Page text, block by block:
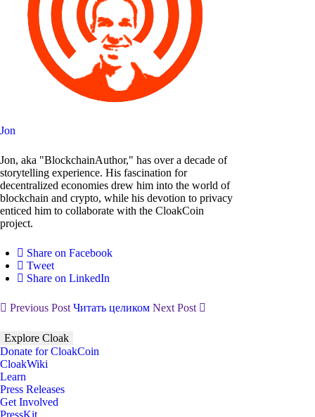
Jon
Jon, aka "BlockchainAuthor," has over a decade of
storytelling experience. His fascination for
decentralized economies drew him into the world of
blockchain and crypto, while his devotion to privacy
enticed him to collaborate with the CloakCoin
project.
Share on Facebook
Tweet
Share on LinkedIn
Previous Post Читать целиком Next Post
Explore Cloak
Donate for CloakCoin
CloakWiki
Learn
Press Releases
Get Involved
PressKit